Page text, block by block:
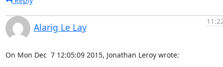
Alarig Le Lay
On Mon Dec  7 12:05:09 2015, Jonathan Leroy wrote: